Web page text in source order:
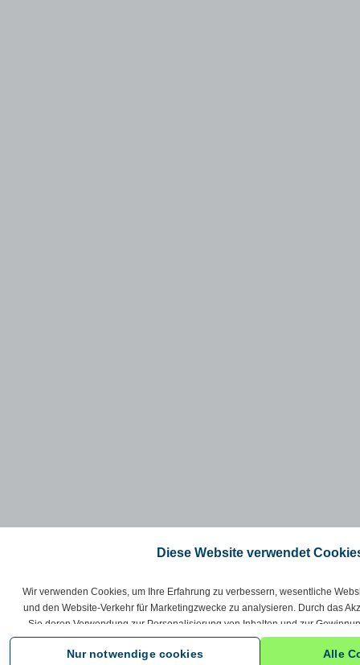
Diese Website verwendet
Wir verwenden Cookies, um Ihre Erfahrung zu verbessern, wesentliche
und den Website-Verkehr für Marketingzwecke zu analysieren. Durch das
Sie deren Verwendung zur Personalisierung von Inhalten und zur
Interaktionen mit unserer Website zu.Cookie-Richtlinie
Nur notwendige cookies Alle